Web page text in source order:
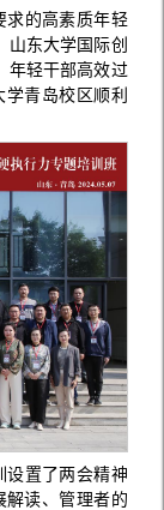
求的高素质年轻
山东大学国际创
年轻干部高效过
青岛校区顺利
设置了两会精神
解读、管理者的